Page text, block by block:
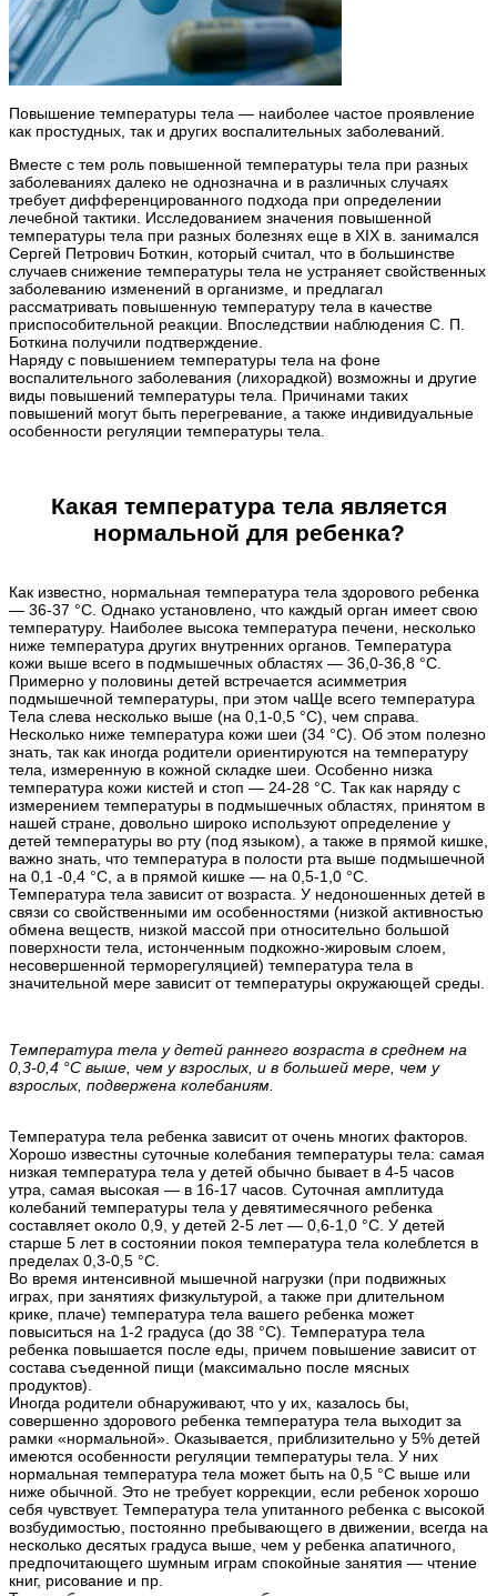
Повышение температуры тела — наиболее частое проявление
как простудных, так и других воспалительных заболеваний.
Вместе с тем роль повышенной температуры тела при разных
заболеваниях далеко не однозначна и в различных случаях
требует дифференцированного подхода при определении
лечебной тактики. Исследованием значения повышенной
температуры тела при разных болезнях еще в XIX в. занимался
Сергей Петрович Боткин, который считал, что в большинстве
случаев снижение температуры тела не устраняет свойственных
заболеванию изменений в организме, и предлагал
рассматривать повышенную температуру тела в качестве
приспособительной реакции. Впоследствии наблюдения С. П.
Боткина получили подтверждение.
Наряду с повышением температуры тела на фоне
воспалительного заболевания (лихорадкой) возможны и другие
виды повышений температуры тела. Причинами таких
повышений могут быть перегревание, а также индивидуальные
особенности регуляции температуры тела.
Какая температура тела является
нормальной для ребенка?
Как известно, нормальная температура тела здорового ребенка
— 36-37 °С. Однако установлено, что каждый орган имеет свою
температуру. Наиболее высока температура печени, несколько
ниже температура других внутренних органов. Температура
кожи выше всего в подмышечных областях — 36,0-36,8 °С.
Примерно у половины детей встречается асимметрия
подмышечной температуры, при этом чаЩе всего температура
Тела слева несколько выше (на 0,1-0,5 °С), чем справа.
Несколько ниже температура кожи шеи (34 °С). Об этом полезно
знать, так как иногда родители ориентируются на температуру
тела, измеренную в кожной складке шеи. Особенно низка
температура кожи кистей и стоп — 24-28 °С. Так как наряду с
измерением температуры в подмышечных областях, принятом в
нашей стране, довольно широко используют определение у
детей температуры во рту (под языком), а также в прямой кишке,
важно знать, что температура в полости рта выше подмышечной
на 0,1 -0,4 °С, а в прямой кишке — на 0,5-1,0 °С.
Температура тела зависит от возраста. У недоношенных детей в
связи со свойственными им особенностями (низкой активностью
обмена веществ, низкой массой при относительно большой
поверхности тела, истонченным подкожно-жировым слоем,
несовершенной терморегуляцией) температура тела в
значительной мере зависит от температуры окружающей среды.
Температура тела у детей раннего возраста в среднем на
0,3-0,4 °С выше, чем у взрослых, и в большей мере, чем у
взрослых, подвержена колебаниям.
Температура тела ребенка зависит от очень многих факторов.
Хорошо известны суточные колебания температуры тела: самая
низкая температура тела у детей обычно бывает в 4-5 часов
утра, самая высокая — в 16-17 часов. Суточная амплитуда
колебаний температуры тела у девятимесячного ребенка
составляет около 0,9, у детей 2-5 лет — 0,6-1,0 °С. У детей
старше 5 лет в состоянии покоя температура тела колеблется в
пределах 0,3-0,5 °С.
Во время интенсивной мышечной нагрузки (при подвижных
играх, при занятиях физкультурой, а также при длительном
крике, плаче) температура тела вашего ребенка может
повыситься на 1-2 градуса (до 38 °С). Температура тела
ребенка повышается после еды, причем повышение зависит от
состава съеденной пищи (максимально после мясных
продуктов).
Иногда родители обнаруживают, что у их, казалось бы,
совершенно здорового ребенка температура тела выходит за
рамки «нормальной». Оказывается, приблизительно у 5% детей
имеются особенности регуляции температуры тела. У них
нормальная температура тела может быть на 0,5 °С выше или
ниже обычной. Это не требует коррекции, если ребенок хорошо
себя чувствует. Температура тела упитанного ребенка с высокой
возбудимостью, постоянно пребывающего в движении, всегда на
несколько десятых градуса выше, чем у ребенка апатичного,
предпочитающего шумным играм спокойные занятия — чтение
книг, рисование и пр.